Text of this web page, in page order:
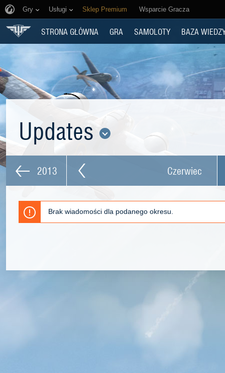
Gry Usługi Sklep Premium Wsparcie Gracza
STRONA GŁÓWNA GRA SAMOLOTY BAZA
Updates
2013 Czerwiec
Brak wiadomości dla podanego okresu.